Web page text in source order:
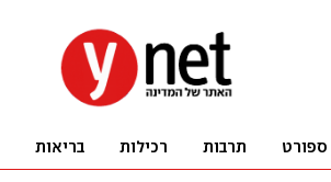
ספורט תרבות רכילות בריאות